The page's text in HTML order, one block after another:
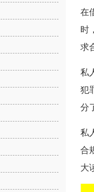
在
时
求
私
犯
分
私
合
大